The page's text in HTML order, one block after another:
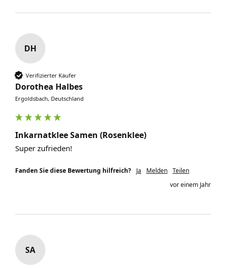
DH
Verifizierter Käufer
Dorothea Halbes
Ergoldsbach, Deutschland
Inkarnatklee Samen (Rosenklee)
Super zufrieden!
Fanden Sie diese Bewertung hilfreich? Ja Melden Teilen
vor einem Jahr
SA